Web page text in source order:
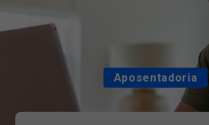
Aposentadoria